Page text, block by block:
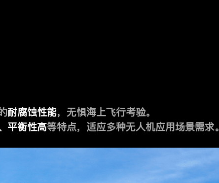
耐腐蚀性能，无惧海上飞行考验。
平衡性高等特点，适应多种无人机应用场景需求。